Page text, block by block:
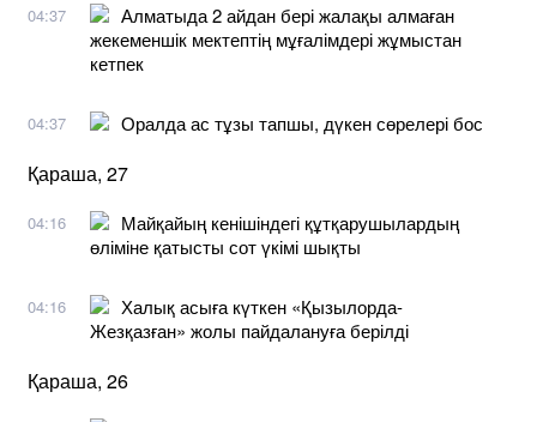
04:37
Алматыда 2 айдан бері жалақы алмаған
жекеменшік мектептің мұғалімдері жұмыстан
кетпек
04:37 Оралда ас тұзы тапшы, дүкен сөрелері бос
Қараша, 27
04:16
Майқайың кенішіндегі құтқарушылардың
өліміне қатысты сот үкімі шықты
04:16
Халық асыға күткен «Қызылорда-
Жезқазған» жолы пайдалануға берілді
Қараша, 26